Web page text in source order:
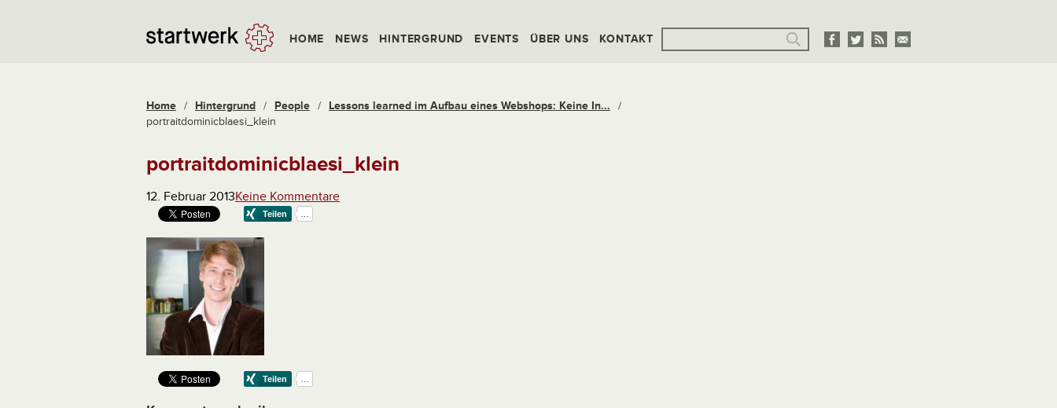
HOME NEWS HINTERGRUND EVENTS ÜBER UNS KONTAKT
Home / Hintergrund / People / Lessons learned im Aufbau eines Webshops: Keine In...
/
portraitdominicblaesi_klein
portraitdominicblaesi_klein
12. Februar 2013Keine Kommentare